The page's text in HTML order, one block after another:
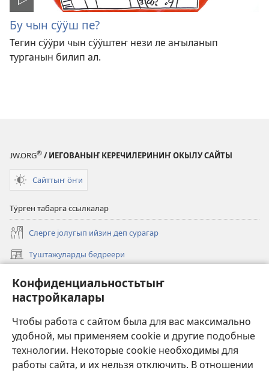
Конфиденциальностьтыҥ
настройкалары
Чтобы работа с сайтом была для вас максимально
удобной, мы применяем cookie и другие подобные
технологии. Некоторые cookie необходимы для
работы сайта, и их нельзя отключить. В отношении
Бу чын сӱӱш пе?
Тегин сӱӱри чын сӱӱштеҥ нези ле аҥыланып
турганын билип ал.
JW.ORG® / ИЕГОВАНЫҤ КЕРЕЧИЛЕРИНИҤ ОКЫЛУ САЙТЫ
Сайттыҥ ӧҥи
Тӱрген табарга ссылкалар
Слерге јолугып ийзин деп сурагар
Туштажуларды бедреери
(opens
window)
Курултайларды бедреери
(opens
new
window)
Јаҥы
Видеолор
Бедрелте
Сый эдип акча берер